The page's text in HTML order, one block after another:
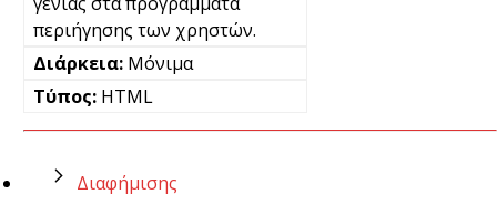
περιήγησης των χρηστών.
Μόνιμα
HTML
Διαφήμισης